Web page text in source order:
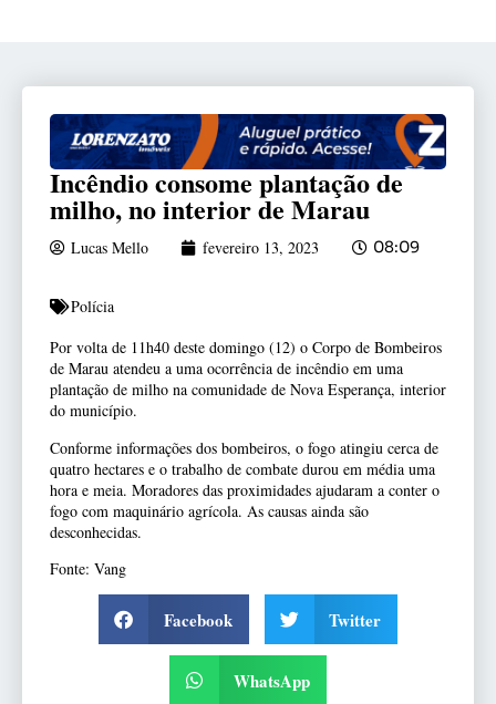
Incêndio consome plantação de
milho, no interior de Marau
Lucas Mello fevereiro 13, 2023 08:09
Polícia
Por volta de 11h40 deste domingo (12) o Corpo de Bombeiros
de Marau atendeu a uma ocorrência de incêndio em uma
plantação de milho na comunidade de Nova Esperança, interior
do município.
Conforme informações dos bombeiros, o fogo atingiu cerca de
quatro hectares e o trabalho de combate durou em média uma
hora e meia. Moradores das proximidades ajudaram a conter o
fogo com maquinário agrícola. As causas ainda são
desconhecidas.
Fonte: Vang
Facebook Twitter
WhatsApp